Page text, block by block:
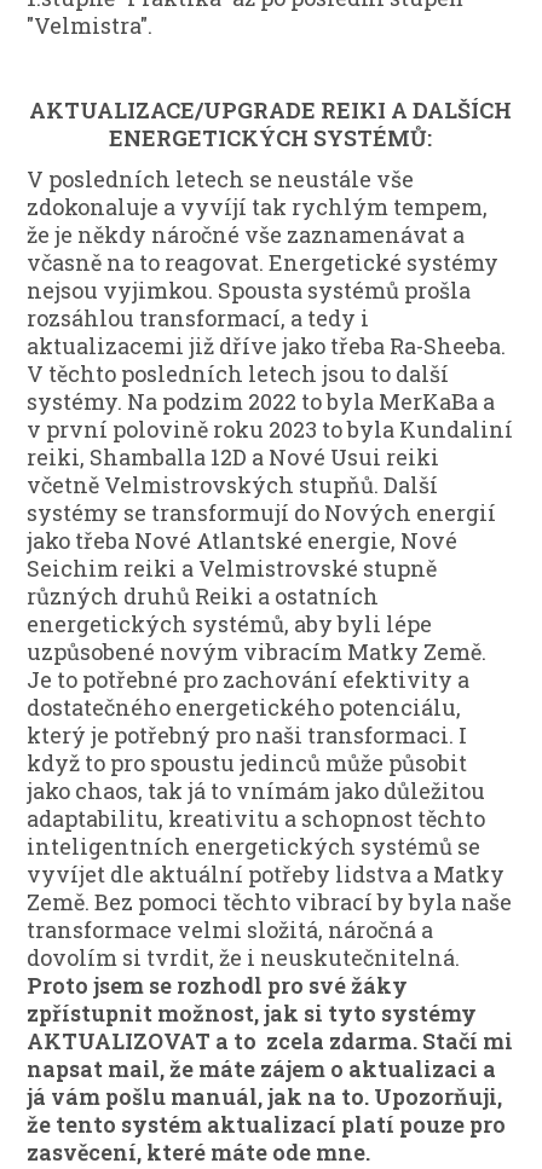
"Velmistra".
AKTUALIZACE/UPGRADE REIKI A DALŠÍCH
ENERGETICKÝCH SYSTÉMŮ:
V posledních letech se neustále vše
zdokonaluje a vyvíjí tak rychlým tempem,
že je někdy náročné vše zaznamenávat a
včasně na to reagovat. Energetické systémy
nejsou vyjimkou. Spousta systémů prošla
rozsáhlou transformací, a tedy i
aktualizacemi již dříve jako třeba Ra-Sheeba.
V těchto posledních letech jsou to další
systémy. Na podzim 2022 to byla MerKaBa a
v první polovině roku 2023 to byla Kundaliní
reiki, Shamballa 12D a Nové Usui reiki
včetně Velmistrovských stupňů. Další
systémy se transformují do Nových energií
jako třeba Nové Atlantské energie, Nové
Seichim reiki a Velmistrovské stupně
různých druhů Reiki a ostatních
energetických systémů, aby byli lépe
uzpůsobené novým vibracím Matky Země.
Je to potřebné pro zachování efektivity a
dostatečného energetického potenciálu,
který je potřebný pro naši transformaci. I
když to pro spoustu jedinců může působit
jako chaos, tak já to vnímám jako důležitou
adaptabilitu, kreativitu a schopnost těchto
inteligentních energetických systémů se
vyvíjet dle aktuální potřeby lidstva a Matky
Země. Bez pomoci těchto vibrací by byla naše
transformace velmi složitá, náročná a
dovolím si tvrdit, že i neuskutečnitelná.
Proto jsem se rozhodl pro své žáky
zpřístupnit možnost, jak si tyto systémy
AKTUALIZOVAT a to zcela zdarma. Stačí mi
napsat mail, že máte zájem o aktualizaci a
já vám pošlu manuál, jak na to. Upozorňuji,
že tento systém aktualizací platí pouze pro
zasvěcení, které máte ode mne.